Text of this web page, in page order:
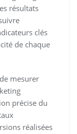
résultats
clés
de chaque
mesurer
précise du
réalisées